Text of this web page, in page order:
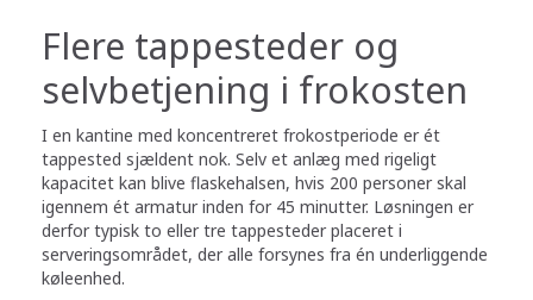
Flere tappesteder og
selvbetjening i frokosten
I en kantine med koncentreret frokostperiode er ét
tappested sjældent nok. Selv et anlæg med rigeligt
kapacitet kan blive flaskehalsen, hvis 200 personer skal
igennem ét armatur inden for 45 minutter. Løsningen er
derfor typisk to eller tre tappesteder placeret i
serveringsområdet, der alle forsynes fra én underliggende
køleenhed.